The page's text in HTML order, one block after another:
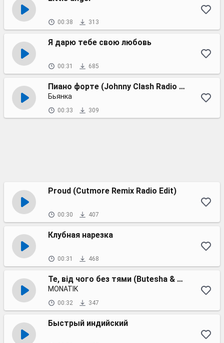
00:38 313
Я дарю тебе свою любовь
00:31 685
Пиано форте (Johnny Clash Radio edit)
Бьянка
00:33 309
Proud (Cutmore Remix Radio Edit)
00:30 407
Клубная нарезка
00:31 468
Те, від чого без тями (Butesha & Dj Kleo remix)
MONATIK
00:32 347
Быстрый индийский